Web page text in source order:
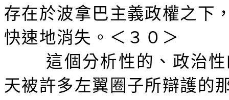
存在於波拿巴主義政權之下
快速地消失。＜３０＞
這個分析性的、政治
天被許多左翼圈子所辯護的